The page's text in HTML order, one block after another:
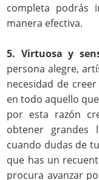
completa podrás
manera efectiva.
5. Virtuosa y
persona alegre,
necesidad de
en todo aquello
por esta razón
obtener grandes
cuando dudas de
que has un
procura avanzar